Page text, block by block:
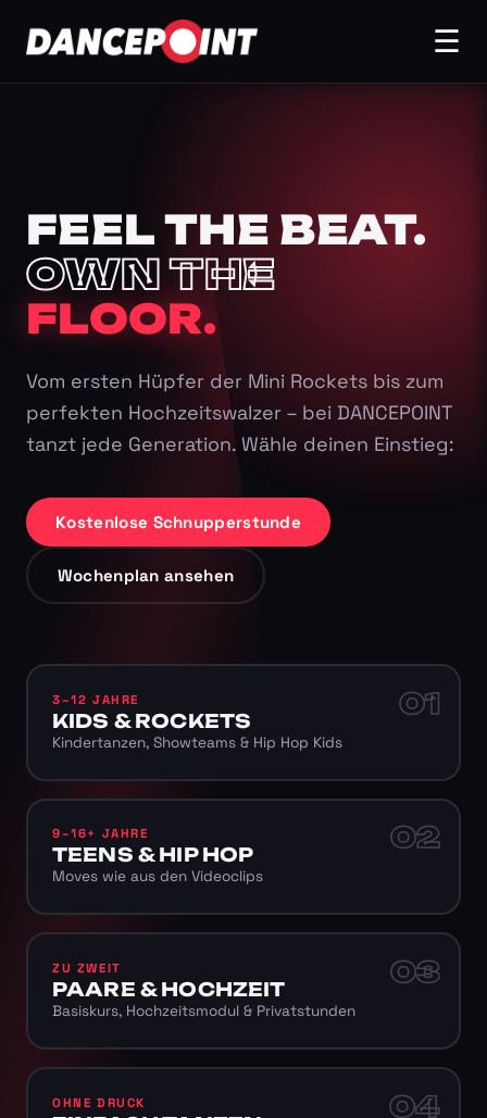
☰
FEEL THE BEAT.
OWN THE
FLOOR.
Vom ersten Hüpfer der Mini Rockets bis zum
perfekten Hochzeitswalzer – bei DANCEPOINT
tanzt jede Generation. Wähle deinen Einstieg:
Kostenlose Schnupperstunde
Wochenplan ansehen
01
3–12 JAHRE
KIDS & ROCKETS
Kindertanzen, Showteams & Hip Hop Kids
02
9–16+ JAHRE
TEENS & HIP HOP
Moves wie aus den Videoclips
03
ZU ZWEIT
PAARE & HOCHZEIT
Basiskurs, Hochzeitsmodul & Privatstunden
04
OHNE DRUCK